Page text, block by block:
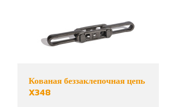
Кованая беззаклепочная цепь
X348